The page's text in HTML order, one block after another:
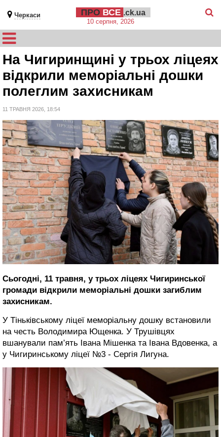
Черкаси ПРО ВСЕ .ck.ua
10 серпня, 2026
На Чигиринщині у трьох ліцеях
відкрили меморіальні дошки
полеглим захисникам
11 ТРАВНЯ 2026, 18:54
Сьогодні, 11 травня, у трьох ліцеях Чигиринської
громади відкрили меморіальні дошки загиблим
захисникам.
У Тіньківському ліцеї меморіальну дошку встановили
на честь Володимира Ющенка. У Трушівцях
вшанували пам’ять Івана Мішенка та Івана Вдовенка, а
у Чигиринському ліцеї №3 - Сергія Лигуна.